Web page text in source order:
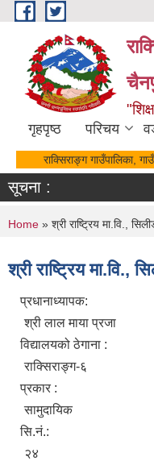
Skip to main content
गृहपृष्ठ परिचय
राक्सिराङ्ग गाउँपालिका,
सूचना :
You are here
Home » श्री राष्ट्रिय मा.वि.,
श्री राष्ट्रिय मा.वि.,
प्रधानाध्यापक:
श्री लाल माया प्रजा
विद्यालयको ठेगाना :
राक्सिराङ्ग-६
प्रकार :
सामुदायिक
सि.नं.:
२४